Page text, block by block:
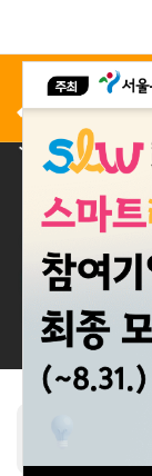
사전 등록